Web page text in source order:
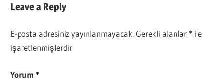
Leave a Reply
E-posta adresiniz yayınlanmayacak. Gerekli alanlar * ile
işaretlenmişlerdir
Yorum*